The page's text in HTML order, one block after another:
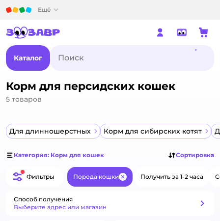
Ещё
Каталог
Корм для персидских кошек
5 товаров
Для длинношерстных Корм для сибирских котят
Категория: Корм для кошек Сортировка
Фильтры Порода кошки ЗакрытьПолучить за 1-2 часа
Способ получения
Выберите адрес или магазин